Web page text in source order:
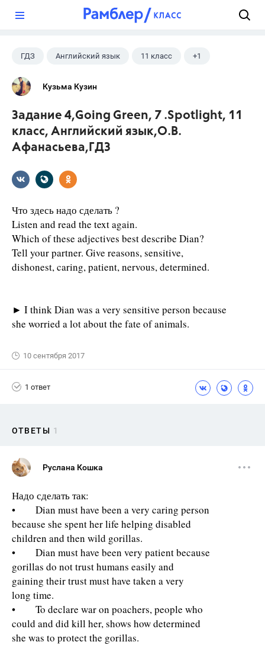
ГДЗ Английский язык 11 класс +1
Афанасьева О. В.
Кузьма Кузин
Задание 4,Going Green, 7 .Spotlight, 11
класс, Английский язык,О.В.
Афанасьева,ГДЗ
Что здесь надо сделать ?
Listen and read the text again.
Which of these adjectives best describe Dian?
Tell your partner. Give reasons, sensitive,
dishonest, caring, patient, nervous, determined.
► I think Dian was a very sensitive person because
she worried a lot about the fate of animals.
10 сентября 2017
1 ответ
ОТВЕТЫ 1
Руслана Кошка
Надо сделать так:
• Dian must have been a very caring person
because she spent her life helping disabled
children and then wild gorillas.
• Dian must have been very patient because
gorillas do not trust humans easily and
gaining their trust must have taken a very
long time.
• To declare war on poachers, people who
could and did kill her, shows how determined
she was to protect the gorillas.